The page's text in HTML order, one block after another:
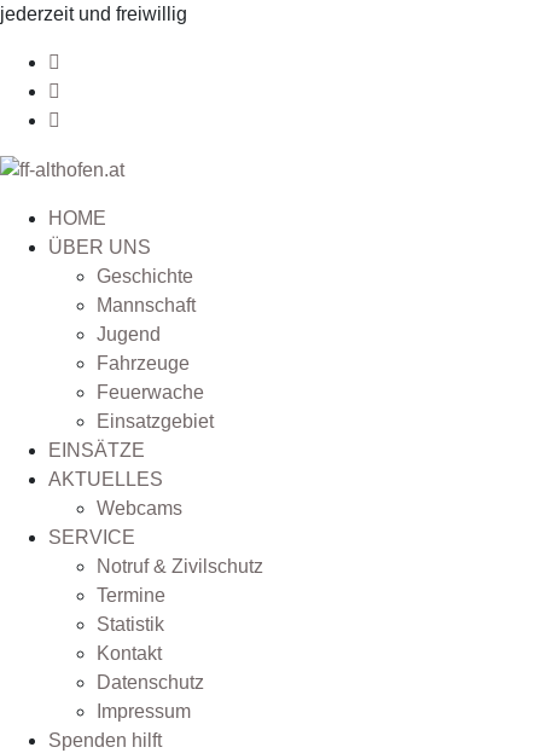
jederzeit und freiwillig
HOME
ÜBER UNS
Geschichte
Mannschaft
Jugend
Fahrzeuge
Feuerwache
Einsatzgebiet
EINSÄTZE
AKTUELLES
Webcams
SERVICE
Notruf & Zivilschutz
Termine
Statistik
Kontakt
Datenschutz
Impressum
Spenden hilft